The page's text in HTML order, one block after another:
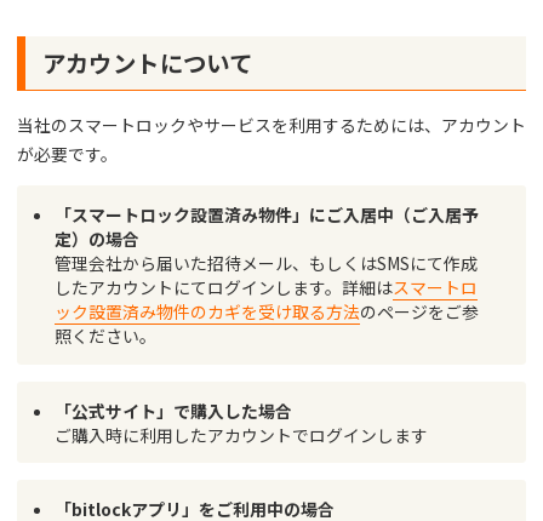
アカウントについて
当社のスマートロックやサービスを利用するためには、アカウント
が必要です。
「スマートロック設置済み物件」にご入居中（ご入居予
定）の場合
管理会社から届いた招待メール、もしくはSMSにて作成
したアカウントにてログインします。詳細はスマートロ
ック設置済み物件のカギを受け取る方法のページをご参
照ください。
「公式サイト」で購入した場合
ご購入時に利用したアカウントでログインします
「bitlockアプリ」をご利用中の場合